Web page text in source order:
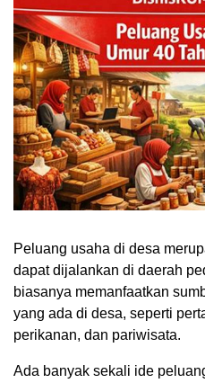
Peluang usaha di desa
dapat dijalankan di daerah
biasanya memanfaatkan
yang ada di desa, seperti
perikanan, dan pariwisata.
Ada banyak sekali ide